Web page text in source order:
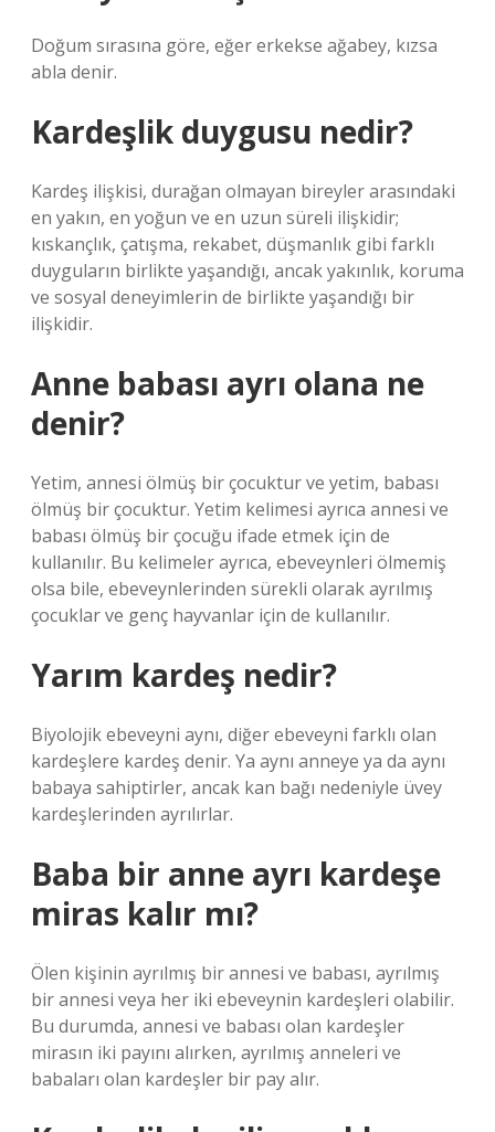
Doğum sırasına göre, eğer erkekse ağabey, kızsa
abla denir.
Kardeşlik duygusu nedir?
Kardeş ilişkisi, durağan olmayan bireyler arasındaki
en yakın, en yoğun ve en uzun süreli ilişkidir;
kıskançlık, çatışma, rekabet, düşmanlık gibi farklı
duyguların birlikte yaşandığı, ancak yakınlık, koruma
ve sosyal deneyimlerin de birlikte yaşandığı bir
ilişkidir.
Anne babası ayrı olana ne
denir?
Yetim, annesi ölmüş bir çocuktur ve yetim, babası
ölmüş bir çocuktur. Yetim kelimesi ayrıca annesi ve
babası ölmüş bir çocuğu ifade etmek için de
kullanılır. Bu kelimeler ayrıca, ebeveynleri ölmemiş
olsa bile, ebeveynlerinden sürekli olarak ayrılmış
çocuklar ve genç hayvanlar için de kullanılır.
Yarım kardeş nedir?
Biyolojik ebeveyni aynı, diğer ebeveyni farklı olan
kardeşlere kardeş denir. Ya aynı anneye ya da aynı
babaya sahiptirler, ancak kan bağı nedeniyle üvey
kardeşlerinden ayrılırlar.
Baba bir anne ayrı kardeşe
miras kalır mı?
Ölen kişinin ayrılmış bir annesi ve babası, ayrılmış
bir annesi veya her iki ebeveynin kardeşleri olabilir.
Bu durumda, annesi ve babası olan kardeşler
mirasın iki payını alırken, ayrılmış anneleri ve
babaları olan kardeşler bir pay alır.